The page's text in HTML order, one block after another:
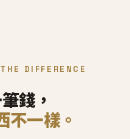
THE DIFFERENCE
錢，
不一樣。